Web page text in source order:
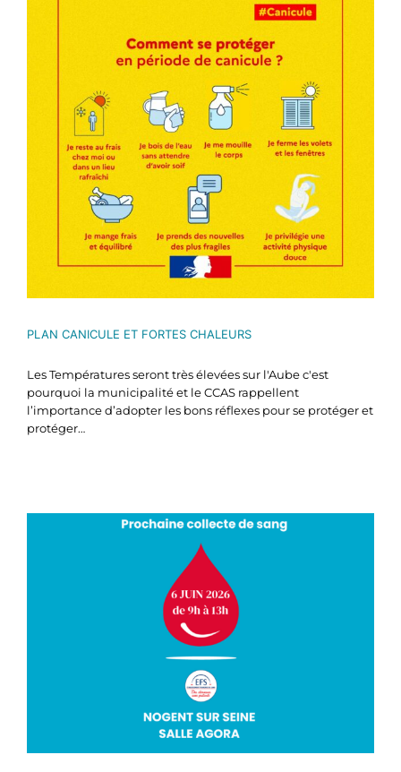
PLAN CANICULE ET FORTES CHALEURS
Les Températures seront très élevées sur l'Aube c'est
pourquoi la municipalité et le CCAS rappellent
l’importance d’adopter les bons réflexes pour se protéger et
protéger…